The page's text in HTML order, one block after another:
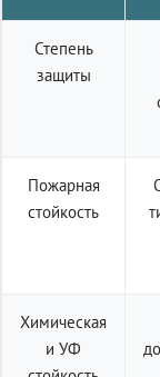
Степень
защиты
Пожарная
стойкость
Химическая
и УФ